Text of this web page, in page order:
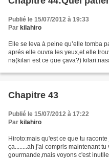
Publié le 15/07/2012 à 19:33
Par kilahiro
Elle se leva à peine qu’elle tomba
aprés elle ouvra les yeux,et elle
na(kilari est ce que çava?)
Chapitre 43
Publié le 15/07/2012 à 17:22
Par kilahiro
Hiroto:mais qu'est ce que tu
ça........ah j'ai compris maintenant
gourmande,mais voyons c'est